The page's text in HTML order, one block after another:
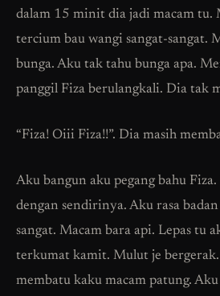
dalam 15 minit dia jadi macam tu.
tercium bau wangi sangat-sangat.
bunga. Aku tak tahu bunga apa.
panggil Fiza berulangkali. Dia tak
“Fiza! Oiii Fiza!!”. Dia masih
Aku bangun aku pegang bahu
dengan sendirinya. Aku rasa badan
sangat. Macam bara api. Lepas tu
terkumat kamit. Mulut je bergerak.
membatu kaku macam patung.